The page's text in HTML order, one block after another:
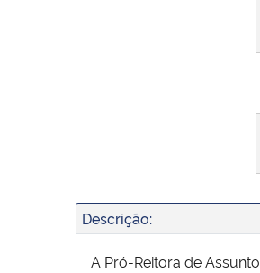
Descrição:
A Pró-Reitora de